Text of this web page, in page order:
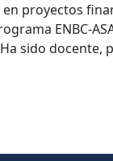
proyectos
ENBC-
sido docente,